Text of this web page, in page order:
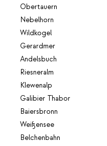
Obertauern
Nebelhorn
Wildkogel
Gerardmer
Andelsbuch
Riesneralm
Klewenalp
Galibier Thabor
Baiersbronn
Weißensee
Belchenbahn